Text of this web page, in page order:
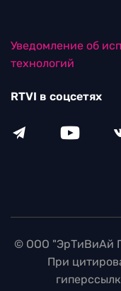
Уведомление об
технологий
RTVI в соцсетях
© ООО "ЭрТиВиАй
При